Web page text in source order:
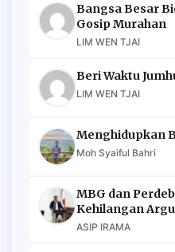
Bangsa Besar
Gosip Murahan
LIM WEN TJAI
Beri Waktu
LIM WEN TJAI
Menghidupkan
Moh Syaiful Bahri
MBG dan
Kehilangan
ASIP IRAMA